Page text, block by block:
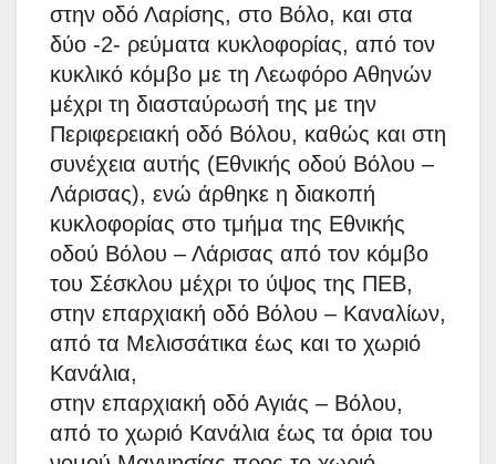
στην οδό Λαρίσης, στο Βόλο, και στα
δύο -2- ρεύματα κυκλοφορίας, από τον
κυκλικό κόμβο με τη Λεωφόρο Αθηνών
μέχρι τη διασταύρωσή της με την
Περιφερειακή οδό Βόλου, καθώς και στη
συνέχεια αυτής (Εθνικής οδού Βόλου –
Λάρισας), ενώ άρθηκε η διακοπή
κυκλοφορίας στο τμήμα της Εθνικής
οδού Βόλου – Λάρισας από τον κόμβο
του Σέσκλου μέχρι το ύψος της ΠΕΒ,
στην επαρχιακή οδό Βόλου – Καναλίων,
από τα Μελισσάτικα έως και το χωριό
Κανάλια,
στην επαρχιακή οδό Αγιάς – Βόλου,
από το χωριό Κανάλια έως τα όρια του